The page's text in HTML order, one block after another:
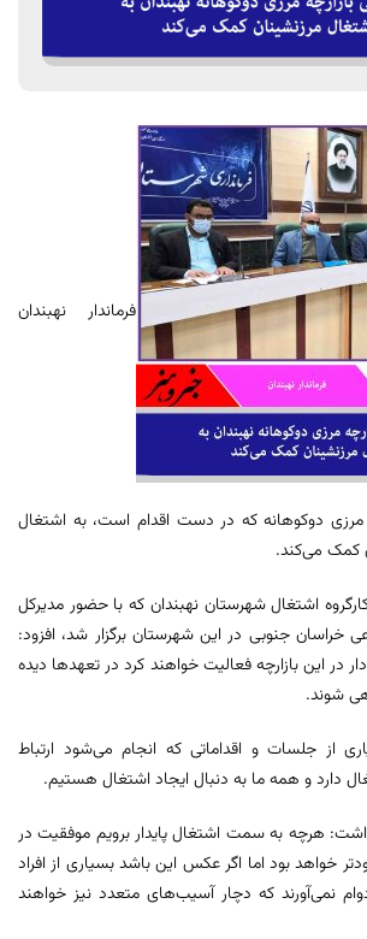
فرماندار نهبندان
مرزی دوکوهانه که در دست اقدام است، به اشتغال
کمک می‌کند.
اشتغال شهرستان نهبندان که با حضور مدیرکل
خراسان جنوبی در این شهرستان برگزار شد، افزود:
در این بازارچه فعالیت خواهند کرد در تعهدها دیده
شوند.
از جلسات و اقداماتی که انجام می‌شود ارتباط
دارد و همه ما به دنبال ایجاد اشتغال هستیم.
داشت: هرچه به سمت اشتغال پایدار برویم موفقیت در
خواهد بود اما اگر عکس این باشد بسیاری از افراد
نمی‌آورند که دچار آسیب‌های متعدد نیز خواهند